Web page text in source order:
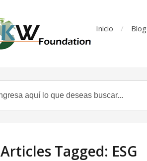
Inicio Blog
Articles Tagged: ESG